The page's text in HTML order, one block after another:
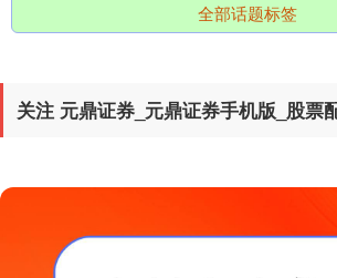
北证50 1129.72 +6.84
全部话题标签
关注 元鼎证券_元鼎证券手机版_股票